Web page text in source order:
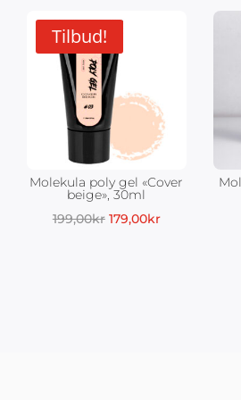
Tilbud!
Molekula poly gel «Cover
beige», 30ml
199,00kr Opprinnelig
179,00krNåværende